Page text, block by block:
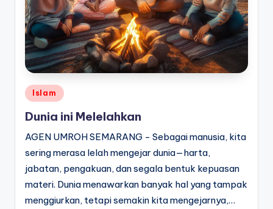
Posted
in
Islam
Dunia ini Melelahkan
AGEN UMROH SEMARANG - Sebagai manusia, kita
sering merasa lelah mengejar dunia—harta,
jabatan, pengakuan, dan segala bentuk kepuasan
materi. Dunia menawarkan banyak hal yang tampak
menggiurkan, tetapi semakin kita mengejarnya,…